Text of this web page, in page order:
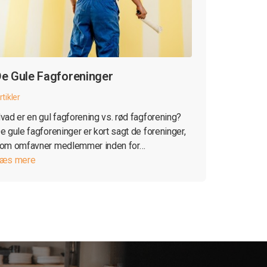
Gule Fagforeninger
er en gul fagforening vs. rød fagforening?
gule fagforeninger er kort sagt de foreninger,
omfavner medlemmer inden for…
mere